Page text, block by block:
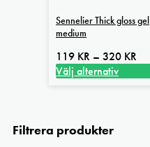
Sennelier Thick gloss gel
medium
119 KR – 320 KR
Välj alternativ
har
Filtrera produkter